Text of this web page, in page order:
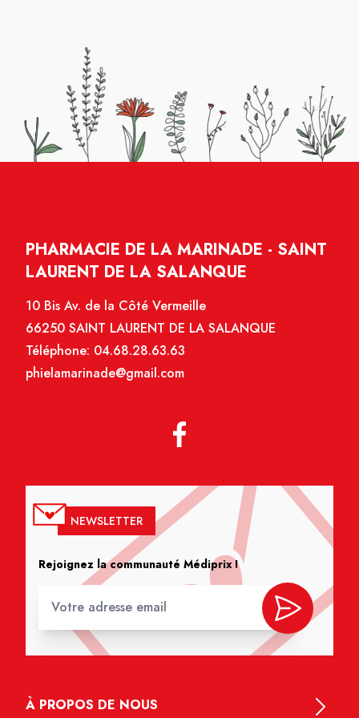
PHARMACIE DE LA MARINADE - SAINT
LAURENT DE LA SALANQUE
10 Bis Av. de la Côté Vermeille
66250 SAINT LAURENT DE LA SALANQUE
Téléphone: 04.68.28.63.63
phielamarinade@gmail.com
NEWSLETTER
Rejoignez la communauté Médiprix !
À PROPOS DE NOUS